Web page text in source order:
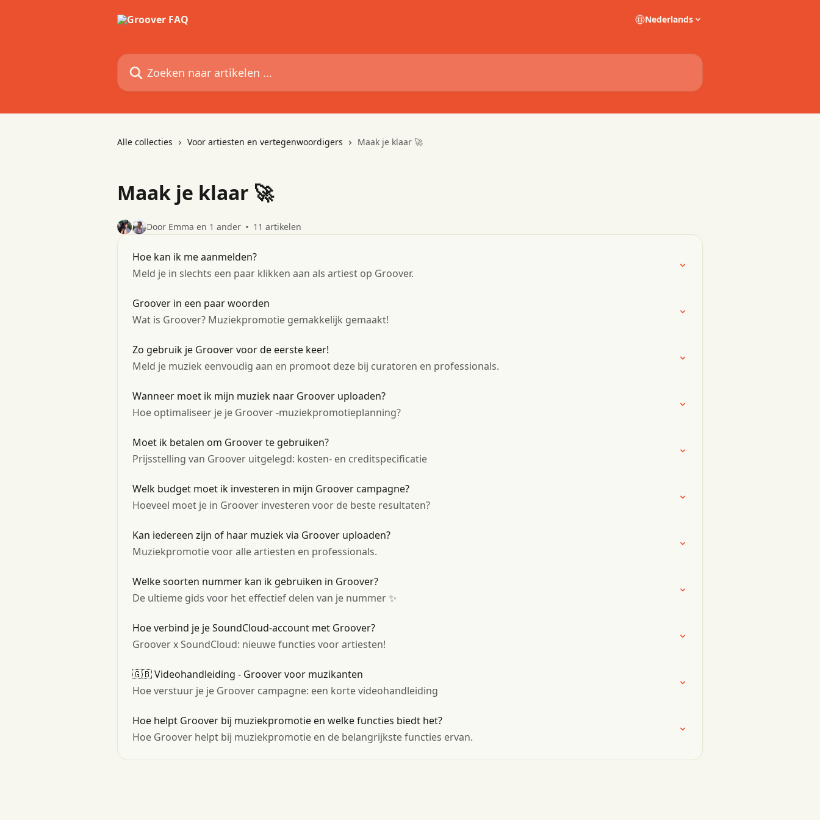
Nederlands
Zoeken naar artikelen ...
Alle collecties Voor artiesten en vertegenwoordigers Maak je klaar 🚀
Maak je klaar 🚀
Door Emma en 1 ander 11 artikelen
Hoe kan ik me aanmelden?
Meld je in slechts een paar klikken aan als artiest op Groover.
Groover in een paar woorden
Wat is Groover? Muziekpromotie gemakkelijk gemaakt!
Zo gebruik je Groover voor de eerste keer!
Meld je muziek eenvoudig aan en promoot deze bij curatoren en professionals.
Wanneer moet ik mijn muziek naar Groover uploaden?
Hoe optimaliseer je je Groover -muziekpromotieplanning?
Moet ik betalen om Groover te gebruiken?
Prijsstelling van Groover uitgelegd: kosten- en creditspecificatie
Welk budget moet ik investeren in mijn Groover campagne?
Hoeveel moet je in Groover investeren voor de beste resultaten?
Kan iedereen zijn of haar muziek via Groover uploaden?
Muziekpromotie voor alle artiesten en professionals.
Welke soorten nummer kan ik gebruiken in Groover?
De ultieme gids voor het effectief delen van je nummer ✨
Hoe verbind je je SoundCloud-account met Groover?
Groover x SoundCloud: nieuwe functies voor artiesten!
🇬🇧 Videohandleiding - Groover voor muzikanten
Hoe verstuur je je Groover campagne: een korte videohandleiding
Hoe helpt Groover bij muziekpromotie en welke functies biedt het?
Hoe Groover helpt bij muziekpromotie en de belangrijkste functies ervan.